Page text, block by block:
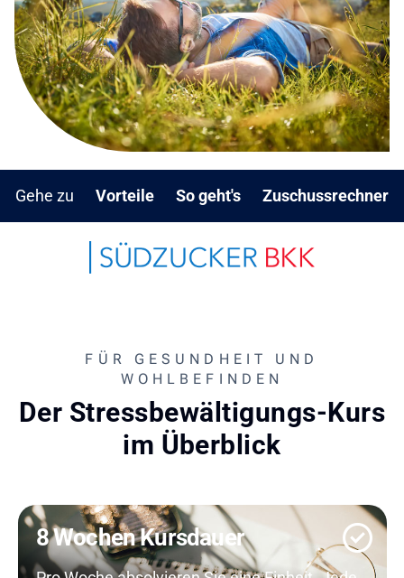
Gehe zu Vorteile So geht's Zuschussrechner
FÜR GESUNDHEIT UND
WOHLBEFINDEN
Der Stressbewältigungs-Kurs
im Überblick
8 Wochen Kursdauer